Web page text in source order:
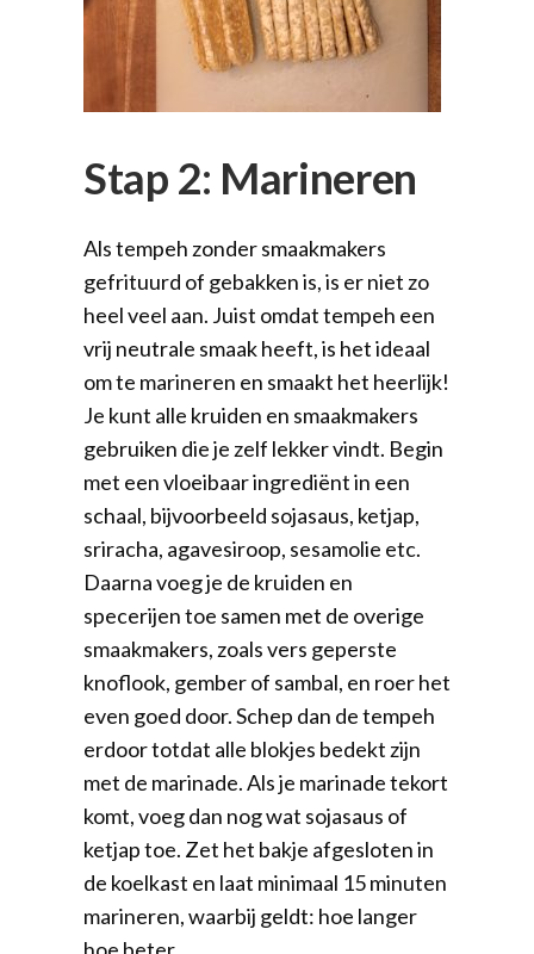
Stap 2: Marineren
Als tempeh zonder smaakmakers
gefrituurd of gebakken is, is er niet zo
heel veel aan. Juist omdat tempeh een
vrij neutrale smaak heeft, is het ideaal
om te marineren en smaakt het heerlijk!
Je kunt alle kruiden en smaakmakers
gebruiken die je zelf lekker vindt. Begin
met een vloeibaar ingrediënt in een
schaal, bijvoorbeeld sojasaus, ketjap,
sriracha, agavesiroop, sesamolie etc.
Daarna voeg je de kruiden en
specerijen toe samen met de overige
smaakmakers, zoals vers geperste
knoflook, gember of sambal, en roer het
even goed door. Schep dan de tempeh
erdoor totdat alle blokjes bedekt zijn
met de marinade. Als je marinade tekort
komt, voeg dan nog wat sojasaus of
ketjap toe. Zet het bakje afgesloten in
de koelkast en laat minimaal 15 minuten
marineren, waarbij geldt: hoe langer